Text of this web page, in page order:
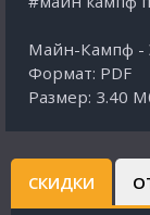
Майн-Кампф -
Формат: PDF
Размер: 3.40
СКИДКИ